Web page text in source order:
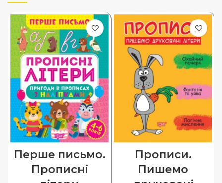
Перше письмо.
Прописні
Прописи.
Пишемо